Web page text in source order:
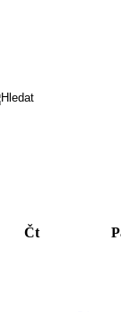
Čt